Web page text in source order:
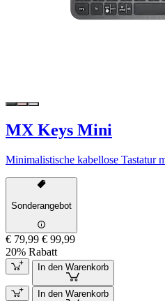
MX Keys Mini
Minimalistische kabellose Tastatur
Sonderangebot
€ 79,99 € 99,99
20% Rabatt
In den Warenkorb
In den Warenkorb